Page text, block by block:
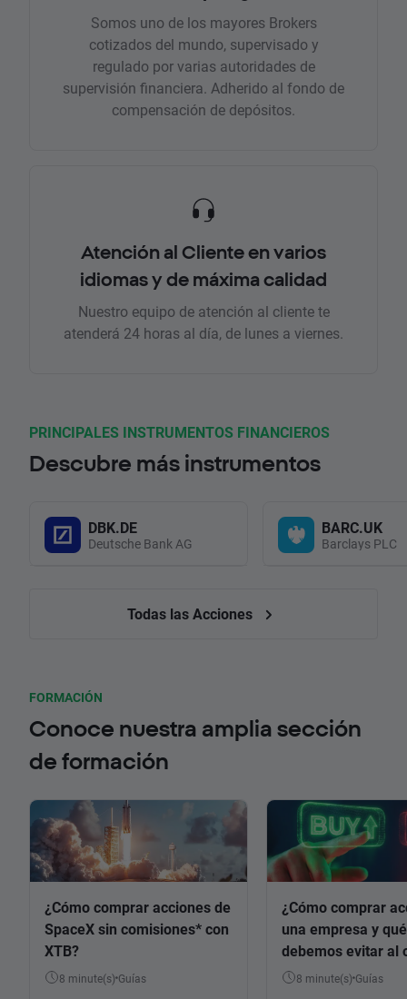
Somos uno de los mayores Brokers
cotizados del mundo, supervisado y
regulado por varias autoridades de
supervisión financiera. Adherido al fondo de
compensación de depósitos.
Atención al Cliente en varios
idiomas y de máxima calidad
Nuestro equipo de atención al cliente te
atenderá 24 horas al día, de lunes a viernes.
PRINCIPALES INSTRUMENTOS FINANCIEROS
Descubre más instrumentos
DBK.DE
Deutsche Bank AG
BARC.UK
Barclays PLC
Todas las Acciones
FORMACIÓN
Conoce nuestra amplia sección
de formación
¿Cómo comprar acciones de
SpaceX sin comisiones* con
XTB?
8 minute(s) Guías
¿Cómo comprar
una empresa y
debemos evitar al
8 minute(s) Guías